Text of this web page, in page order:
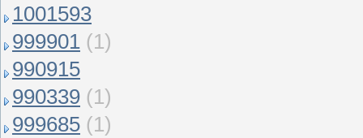
1001593
999901 (1)
990915
990339 (1)
999685 (1)